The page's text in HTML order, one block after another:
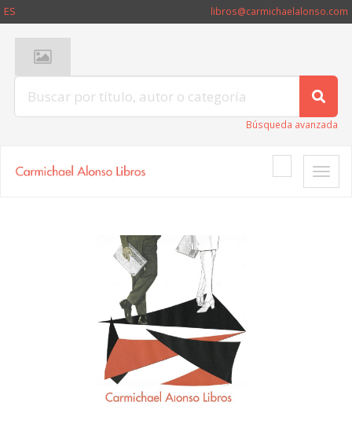
ES libros@carmichaelalonso.com
Búsqueda avanzada
Toggle